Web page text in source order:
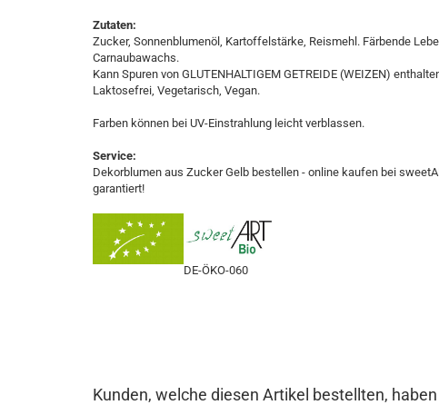
Zutaten:
Zucker, Sonnenblumenöl, Kartoffelstärke, Reismehl. Färbende
Carnaubawachs.
Kann Spuren von GLUTENHALTIGEM GETREIDE (WEIZEN)
Laktosefrei, Vegetarisch, Vegan.
Farben können bei UV-Einstrahlung leicht verblassen.
Service:
Dekorblumen aus Zucker Gelb bestellen - online kaufen bei
garantiert!
DE-ÖKO-060
Kunden, welche diesen Artikel bestellten,